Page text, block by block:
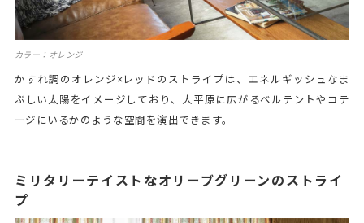
カラー：オレンジ
かすれ調のオレンジ×レッドのストライプは、エネルギッシュなま
ぶしい太陽をイメージしており、大平原に広がるベルテントやコテ
ージにいるかのような空間を演出できます。
ミリタリーテイストなオリーブグリーンのストライ
プ